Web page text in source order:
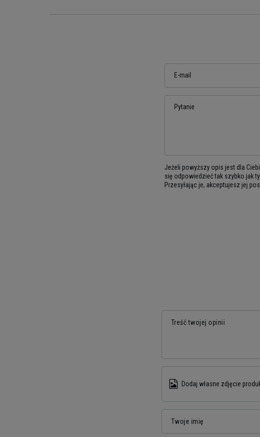
E-mail
Pytanie
Jeżeli powyższy opis jest dla
się odpowiedzieć tak szybko jak
Przesyłając je, akceptujesz jej
Treść twojej opinii
Dodaj własne zdjęcie
Twoje imię